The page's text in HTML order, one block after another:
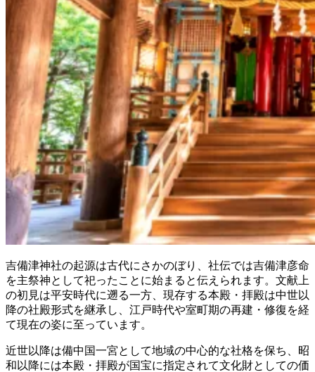
吉備津神社の起源は古代にさかのぼり、社伝では吉備津彦命
を主祭神として祀ったことに始まると伝えられます。文献上
の初見は平安時代に遡る一方、現存する本殿・拝殿は中世以
降の社殿形式を継承し、江戸時代や室町期の再建・修復を経
て現在の姿に至っています。
近世以降は備中国一宮として地域の中心的な社格を保ち、昭
和以降には本殿・拝殿が国宝に指定されて文化財としての価